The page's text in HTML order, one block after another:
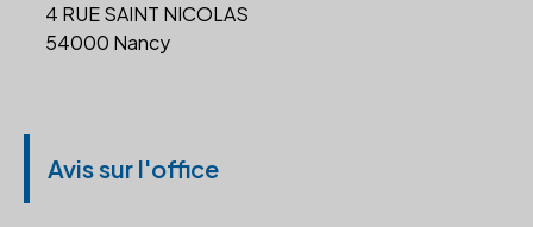
4 RUE SAINT NICOLAS
54000 Nancy
Avis sur l'office